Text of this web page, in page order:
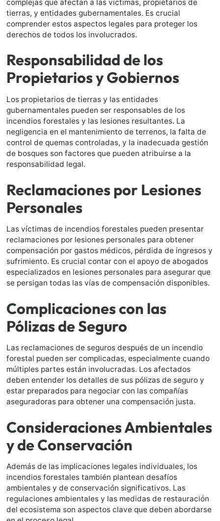
complejas que afectan a las víctimas, propietarios de
tierras, y entidades gubernamentales. Es crucial
comprender estos aspectos legales para proteger los
derechos de todos los involucrados.
Responsabilidad de los
Propietarios y Gobiernos
Los propietarios de tierras y las entidades
gubernamentales pueden ser responsables de los
incendios forestales y las lesiones resultantes. La
negligencia en el mantenimiento de terrenos, la falta de
control de quemas controladas, y la inadecuada gestión
de bosques son factores que pueden atribuirse a la
responsabilidad legal.
Reclamaciones por Lesiones
Personales
Las víctimas de incendios forestales pueden presentar
reclamaciones por lesiones personales para obtener
compensación por gastos médicos, pérdida de ingresos y
sufrimiento. Es crucial contar con el apoyo de abogados
especializados en lesiones personales para asegurar que
se persigan todas las vías de compensación disponibles.
Complicaciones con las
Pólizas de Seguro
Las reclamaciones de seguros después de un incendio
forestal pueden ser complicadas, especialmente cuando
múltiples partes están involucradas. Los afectados
deben entender los detalles de sus pólizas de seguro y
estar preparados para negociar con las compañías
aseguradoras para obtener una compensación justa.
Consideraciones Ambientales
y de Conservación
Además de las implicaciones legales individuales, los
incendios forestales también plantean desafíos
ambientales y de conservación significativos. Las
regulaciones ambientales y las medidas de restauración
del ecosistema son aspectos clave que deben abordarse